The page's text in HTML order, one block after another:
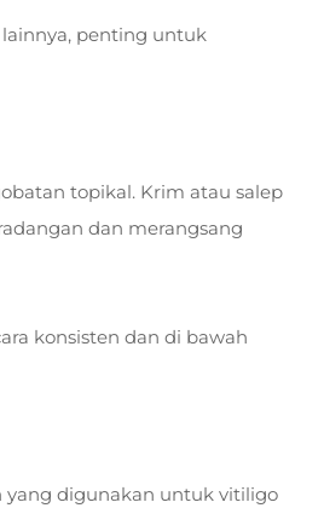
penting untuk
topikal. Krim atau salep
dan merangsang
konsisten dan di bawah
yang digunakan untuk vitiligo